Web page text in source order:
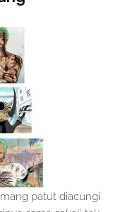
patut diacungi